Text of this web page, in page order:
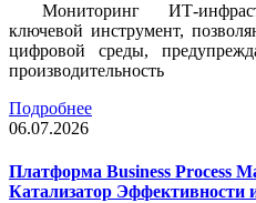
Мониторинг ИТ-
ключевой инструмент,
цифровой среды,
производительность
Подробнее
06.07.2026
Платформа Business Process
Катализатор